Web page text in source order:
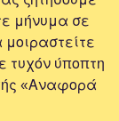
μήνυμα σε
ύποπτη
«Αναφορά